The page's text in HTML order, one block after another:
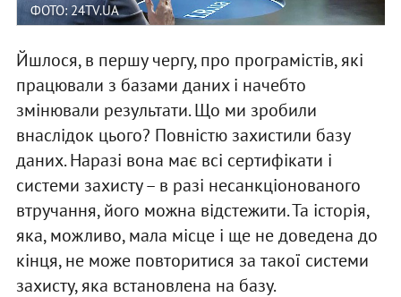
ФОТО: 24TV.UA
Йшлося, в першу чергу, про програмістів, які
працювали з базами даних і начебто
змінювали результати. Що ми зробили
внаслідок цього? Повністю захистили базу
даних. Наразі вона має всі сертифікати і
системи захисту – в разі несанкціонованого
втручання, його можна відстежити. Та історія,
яка, можливо, мала місце і ще не доведена до
кінця, не може повторитися за такої системи
захисту, яка встановлена на базу.